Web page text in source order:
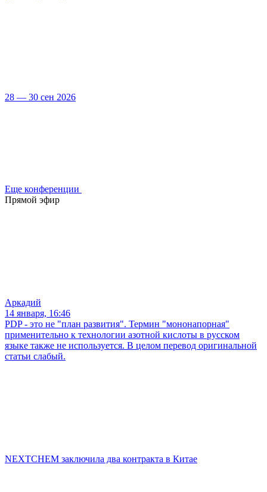
28 — 30 сен 2026
Еще конференции
Прямой эфир
Аркадий
14 января, 16:46
PDP - это не "план развития". Термин "мононапорная"
применительно к технологии азотной кислоты в русском
языке также не используется. В целом перевод оригинальной
статьи слабый.
NEXTCHEM заключила два контракта в Китае